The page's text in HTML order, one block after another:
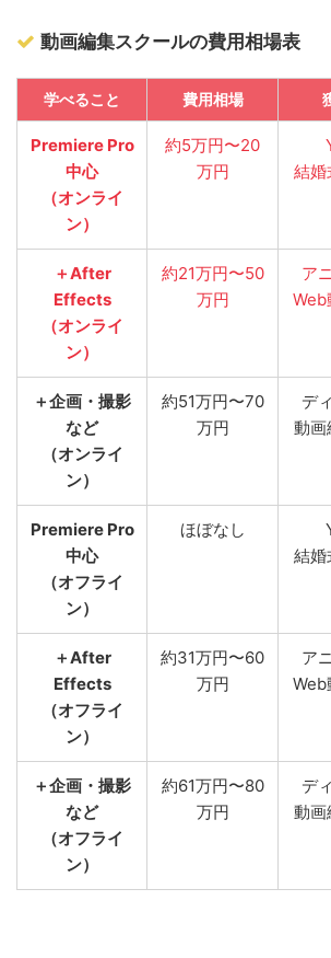
動画編集スクールの費用相場表
学べること 費用相場
Premiere Pro
中心
（オンライ
ン）
約5万円〜20
万円
結婚
＋After
Effects
（オンライ
ン）
約21万円〜50
万円
ア
Web
＋企画・撮影
など
（オンライ
ン）
約51万円〜70
万円
デ
動画
Premiere Pro
中心
（オフライ
ン）
ほぼなし
結婚
＋After
Effects
（オフライ
ン）
約31万円〜60
万円
ア
Web
＋企画・撮影
など
（オフライ
ン）
約61万円〜80
万円
デ
動画